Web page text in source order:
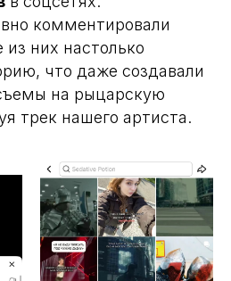
комментировали
них настолько
что даже создавали
на рыцарскую
трек нашего артиста.